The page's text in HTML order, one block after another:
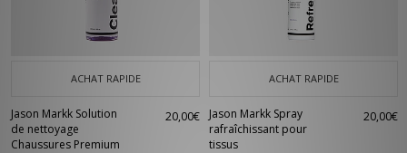
ACHAT RAPIDE
Jason Markk Solution
de nettoyage
Chaussures Premium
20,00€
ACHAT RAPIDE
Jason Markk Spray
rafraîchissant pour
tissus
20,00€